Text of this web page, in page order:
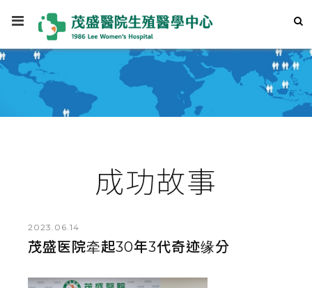
成功故事
2023.06.14
茂盛医院牵起30年3代奇迹缘分